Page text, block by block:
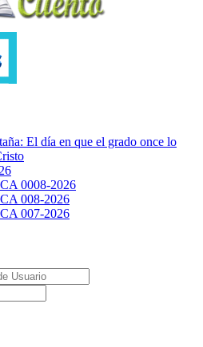
El día en que el grado once lo
0008-2026
008-2026
007-2026